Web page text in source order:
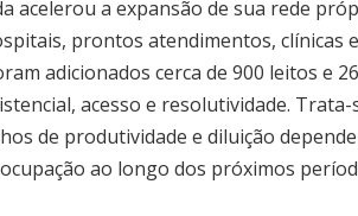
acelerou a expansão de sua rede
prontos atendimentos, clínicas
adicionados cerca de 900 leitos e
acesso e resolutividade.
de produtividade e diluição
ao longo dos próximos